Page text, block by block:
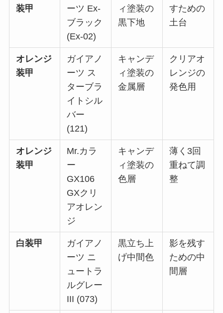
装甲
ーツ Ex-
ブラック
(Ex-02)
ィ塗装の
黒下地
すための
土台
オレンジ
装甲
ガイアノ
ーツ ス
ターブラ
イトシル
バー
(121)
キャンデ
ィ塗装の
金属層
クリアオ
レンジの
発色用
オレンジ
装甲
Mr.カラ
ー
GX106
GXクリ
アオレン
ジ
キャンデ
ィ塗装の
色層
薄く3回
重ねて調
整
白装甲
ガイアノ
ーツ ニ
ュートラ
ルグレー
III (073)
黒立ち上
げ中間色
影を残す
ための中
間層